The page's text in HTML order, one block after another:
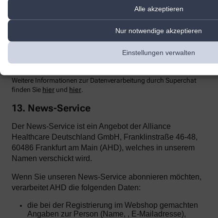
Alle akzeptieren
Nur notwendige akzeptieren
Einstellungen verwalten
Superchat der SuperX GmbH, Prenzlauer Allee 242, 10405 Berlin.
Mit dem Anbieter wurde ein entsprechender Vertrag zur
Auftragsverarbeitung abgeschlossen.
Weitere Informationen zur Datenverarbeitung durch Superchat
finden Sie hier und hier
13. News-Service
Der News-Service ist ein Angebot der Alliance
Healthcare Deutschland GmbH, Franklinstraße 46-48,
60486 Frankfurt am Main (AHD), welches in unserem
Namen verschickt wird.
Wenn Sie unseren News-Service abonnieren möchten,
verarbeitet AHD die folgenden Daten:
die bei der Registrierung im Webshop gemachten
Angaben zur Person (Name, , E-Mailadresse),